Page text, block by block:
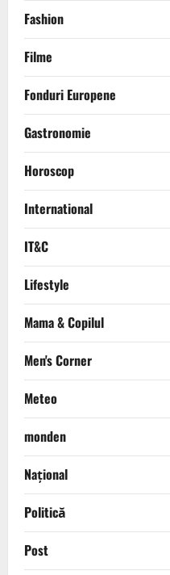
Fashion
Filme
Fonduri Europene
Gastronomie
Horoscop
International
IT&C
Lifestyle
Mama & Copilul
Men's Corner
Meteo
monden
Național
Politică
Post